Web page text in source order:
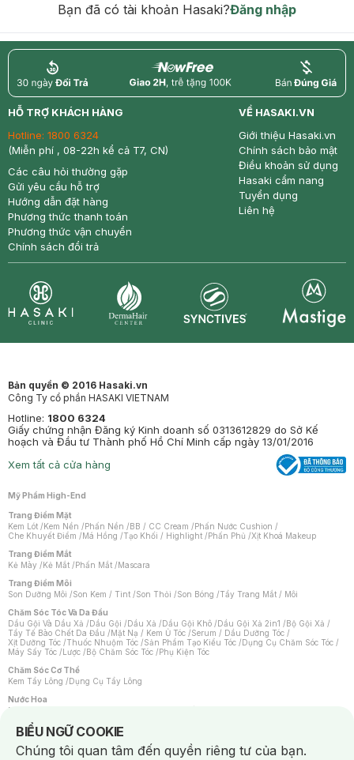
Bạn đã có tài khoản Hasaki?Đăng nhập
return nowfree price
HỖ TRỢ KHÁCH HÀNG
Hotline: 1800 6324
(Miễn phí , 08-22h kể cả T7, CN)
Các câu hỏi thường gặp
Gửi yêu cầu hỗ trợ
Hướng dẫn đặt hàng
Phương thức thanh toán
Phương thức vận chuyển
Chính sách đổi trả
VỀ HASAKI.VN
Giới thiệu Hasaki.vn
Chính sách bảo mật
Điều khoản sử dụng
Hasaki cẩm nang
Tuyển dụng
Liên hệ
Bản quyền © 2016 Hasaki.vn
Công Ty cổ phần HASAKI VIETNAM
Hotline: 1800 6324
Giấy chứng nhận Đăng ký Kinh doanh số 0313612829 do Sở Kế
hoạch và Đầu tư Thành phố Hồ Chí Minh cấp ngày 13/01/2016
Xem tất cả cửa hàng
Mỹ Phẩm High-End
Trang Điểm Mặt
Kem Lót /Kem Nền /Phấn Nền /BB / CC Cream /Phấn Nước Cushion /
Che Khuyết Điểm /Má Hồng /Tạo Khối / Highlight /Phấn Phủ /Xịt Khoá Makeup
Trang Điểm Mắt
Kẻ Mày /Kẻ Mắt /Phấn Mắt /Mascara
Trang Điểm Môi
Son Dưỡng Môi /Son Kem / Tint /Son Thỏi /Son Bóng /Tẩy Trang Mắt / Môi
Chăm Sóc Tóc Và Da Đầu
Dầu Gội Và Dầu Xả /Dầu Gội /Dầu Xả /Dầu Gội Khô /Dầu Gội Xả 2in1 /Bộ Gội Xả /
Tẩy Tế Bào Chết Da Đầu /Mặt Nạ / Kem Ủ Tóc /Serum / Dầu Dưỡng Tóc /
Xịt Dưỡng Tóc /Thuốc Nhuộm Tóc /Sản Phẩm Tạo Kiểu Tóc /Dụng Cụ Chăm Sóc Tóc /
Máy Sấy Tóc /Lược /Bộ Chăm Sóc Tóc /Phụ Kiện Tóc
Chăm Sóc Cơ Thể
Kem Tẩy Lông /Dụng Cụ Tẩy Lông
Nước Hoa
Nước Hoa Nữ
Chăm Sóc Cá Nhân
Chống Muỗi /Khẩu Trang /Máy Massage/Mặt Nạ Xông Hơi /Nước Rửa Tay/
BIỂU NGỮ COOKIE
Notice about cookies usage
Chúng tôi quan tâm đến quyền riêng tư của bạn.